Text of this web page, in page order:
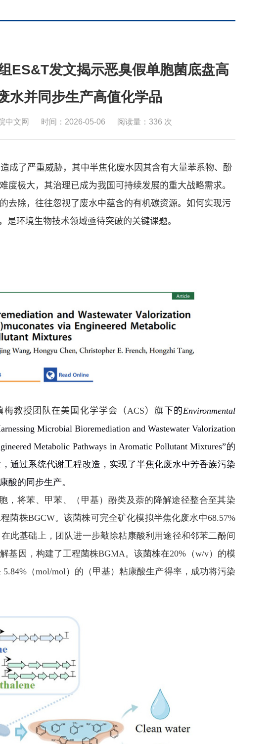
‌ES&T‌发文揭示恶臭假单胞菌底盘高
水并同步生产高值化学品
中文网 时间：2026-05-06 阅读量： 336 次
成了严重威胁，其中半焦化废水因其含有大量苯系物、酚
度极大，其治理已成为我国可持续发展的重大战略需求。
去除，往往忽视了废水中蕴含的有机碳资源。如何实现污
是环境生物技术领域亟待突破的关键课题。
梅教授团队在美国化学学会（ACS ）旗 下的Environmental
Microbial Bioremediation and Wastewater Valorization
Metabolic Pathways in Aromatic Pollutant Mixtures”的
通过系统代谢工程改造，实现了半焦化废水中芳香族污染
酸的同步生产。
，将苯、甲苯、（甲基）酚类及萘的降解途径整合至其染
菌株BGCW。该菌株可完全矿化模拟半焦化废水中68.57%
此基础上，团队进一步敲除粘康酸利用途径和邻苯二酚间
基因，构建了工程菌株BGMA。该菌株在20% （w/v）的模
5.84%（mol/mol）的（甲基）粘康酸生产得率，成功将污染